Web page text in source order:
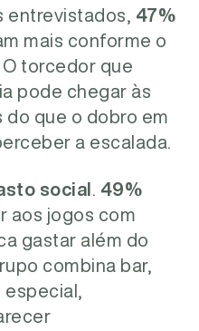
entrevistados, 47%
mais conforme o
O torcedor que
pode chegar às
do que o dobro em
a escalada.
social
49%
aos jogos com
gastar além do
combina bar,